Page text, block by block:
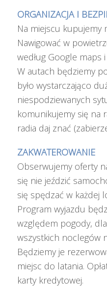
ORGANIZACJA I
Na miejscu kupujemy
Nawigować w
według Google maps
W autach będziemy
było wystarczająco
niespodziewanych
komunikujemy się na
radia daj znać
ZAKWATEROWANIE
Obserwujemy oferty
się nie jeździć
się spędzać w każdej
Program wyjazdu
względem pogody,
wszystkich noclegów
Będziemy je
miejsc do latania.
karty kredytowej.